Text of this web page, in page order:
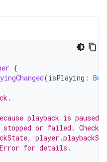
{
(isPlaying :
playback is
or failed. Check
for details.